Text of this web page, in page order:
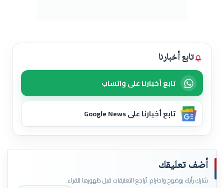
تابع أخبارنا
تابع أخبارنا على واتساب
تابع أخبارنا على Google News
أضف تعليقك
شارك رأيك بوضوح واحترام. تُراجع التعليقات قبل ظهورها للقراء.